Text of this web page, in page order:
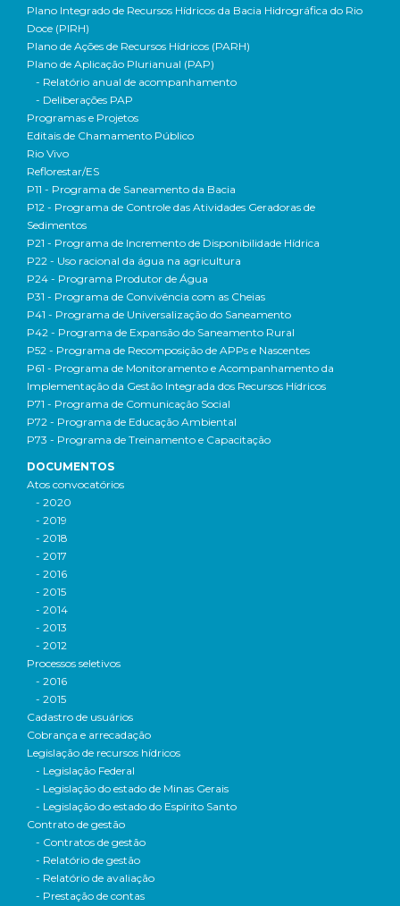
Plano Integrado de Recursos Hídricos da Bacia Hidrográfica do Rio
Doce (PIRH)
Plano de Ações de Recursos Hídricos (PARH)
Plano de Aplicação Plurianual (PAP)
- Relatório anual de acompanhamento
- Deliberações PAP
Programas e Projetos
Editais de Chamamento Público
Rio Vivo
Reflorestar/ES
P11 - Programa de Saneamento da Bacia
P12 - Programa de Controle das Atividades Geradoras de
Sedimentos
P21 - Programa de Incremento de Disponibilidade Hídrica
P22 - Uso racional da água na agricultura
P24 - Programa Produtor de Água
P31 - Programa de Convivência com as Cheias
P41 - Programa de Universalização do Saneamento
P42 - Programa de Expansão do Saneamento Rural
P52 - Programa de Recomposição de APPs e Nascentes
P61 - Programa de Monitoramento e Acompanhamento da
Implementação da Gestão Integrada dos Recursos Hídricos
P71 - Programa de Comunicação Social
P72 - Programa de Educação Ambiental
P73 - Programa de Treinamento e Capacitação
DOCUMENTOS
Atos convocatórios
- 2020
- 2019
- 2018
- 2017
- 2016
- 2015
- 2014
- 2013
- 2012
Processos seletivos
- 2016
- 2015
Cadastro de usuários
Cobrança e arrecadação
Legislação de recursos hídricos
- Legislação Federal
- Legislação do estado de Minas Gerais
- Legislação do estado do Espírito Santo
Contrato de gestão
- Contratos de gestão
- Relatório de gestão
- Relatório de avaliação
- Prestação de contas